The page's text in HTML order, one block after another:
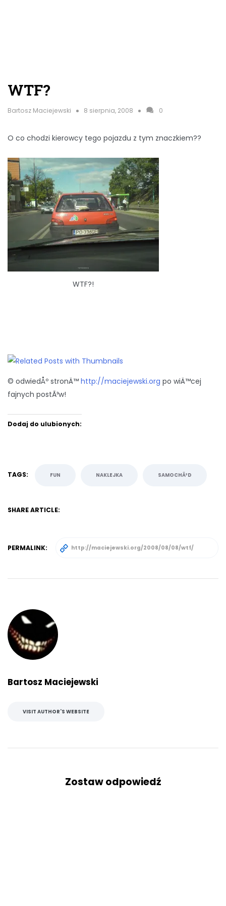
WTF?
Bartosz Maciejewski 8 sierpnia, 2008 0
O co chodzi kierowcy tego pojazdu z tym znaczkiem??
WTF?!
© odwiedÅº stronÄ™ http://maciejewski.org po wiÄ™cej
fajnych postÃ³w!
Dodaj do ulubionych:
TAGS: FUN NAKLEJKA SAMOCHÃ³D
SHARE ARTICLE:
PERMALINK:
Bartosz Maciejewski
VISIT AUTHOR'S WEBSITE
Zostaw odpowiedź